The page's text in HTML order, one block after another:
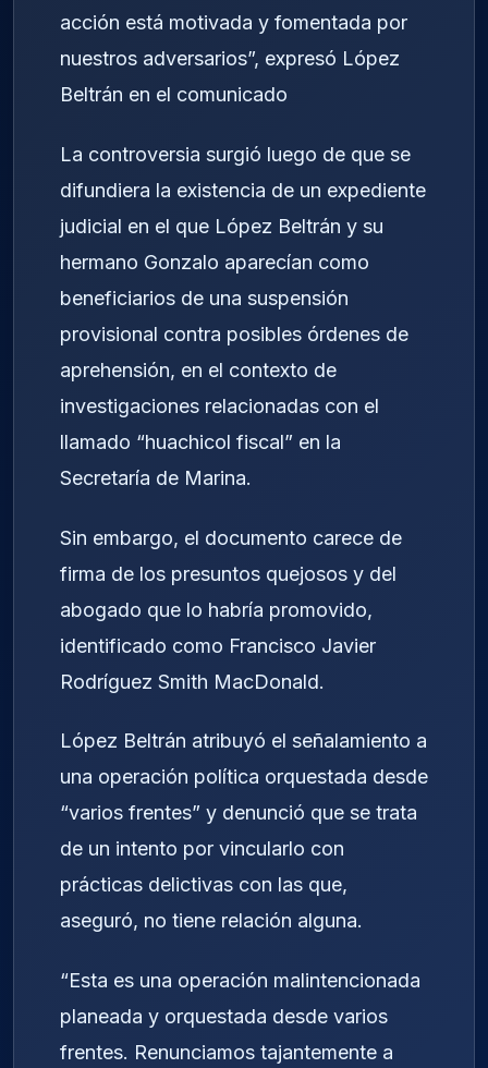
acción está motivada y fomentada por
nuestros adversarios”, expresó López
Beltrán en el comunicado
La controversia surgió luego de que se
difundiera la existencia de un expediente
judicial en el que López Beltrán y su
hermano Gonzalo aparecían como
beneficiarios de una suspensión
provisional contra posibles órdenes de
aprehensión, en el contexto de
investigaciones relacionadas con el
llamado “huachicol fiscal” en la
Secretaría de Marina.
Sin embargo, el documento carece de
firma de los presuntos quejosos y del
abogado que lo habría promovido,
identificado como Francisco Javier
Rodríguez Smith MacDonald.
López Beltrán atribuyó el señalamiento a
una operación política orquestada desde
“varios frentes” y denunció que se trata
de un intento por vincularlo con
prácticas delictivas con las que,
aseguró, no tiene relación alguna.
“Esta es una operación malintencionada
planeada y orquestada desde varios
frentes. Renunciamos tajantemente a